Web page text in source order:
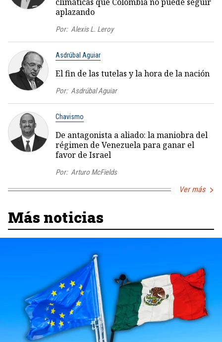
aplazando
Por: Alexis L. Leroy
Asdrúbal Aguiar
El fin de las tutelas y la hora de la nación
Por: Asdrúbal Aguiar
Chavismo
De antagonista a aliado: la maniobra del
régimen de Venezuela para ganar el
favor de Israel
Por: Arturo McFields
Ver más
Más noticias